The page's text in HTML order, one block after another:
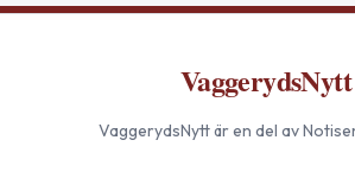
VaggerydsNytt
VaggerydsNyttär en del av